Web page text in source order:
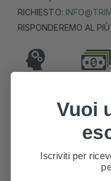
RICHIESTO:
RISPONDEREMO AL
INFORMAZIONI
Vuoi
Iscriviti per